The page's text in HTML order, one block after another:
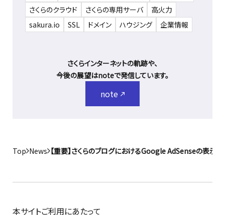
さくらのクラウド
さくらの専用サーバ
高火力
sakura.io
SSL ドメイン ハウジング 企業情報
さくらインターネットの軌跡や、
今後の展望はnoteで発信しています。
note
Top News 【重要】さくらのブログにおけるGoogle AdSenseの表示
本サイトご利用にあたって